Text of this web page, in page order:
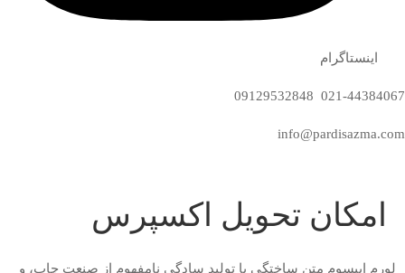
اینستاگرام
021-44384067 09129532848
info@pardisazma.com
امکان تحویل اکسپرس
لورم ایپسوم متن ساختگی با تولید سادگی نامفهوم از صنعت چاپ، و